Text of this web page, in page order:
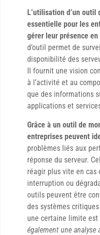
L’utilisation d’un
essentielle pour les
gérer leur présence
d’outil permet de
disponibilité des
Il fournit une vision
à l’activité et au
que des informations
applications et
Grâce à un outil de
entreprises peuvent
problèmes liés aux
réponse du serveur.
réagir plus vite en
interruption ou
outils peuvent être
des systèmes
une certaine limite
également une